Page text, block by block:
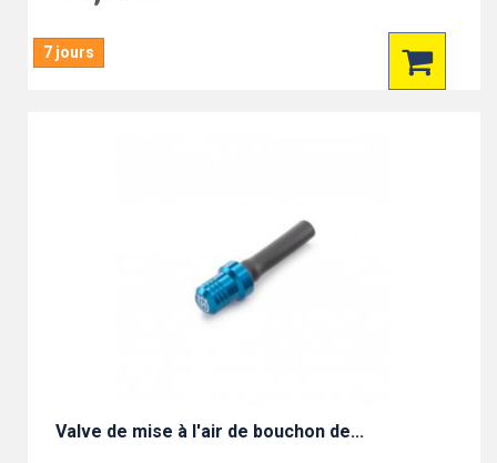
7 jours
Valve de mise à l'air de bouchon de...